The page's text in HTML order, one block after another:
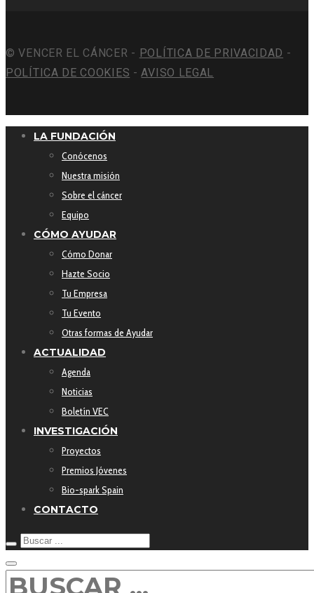
© VENCER EL CÁNCER - POLÍTICA DE PRIVACIDAD -
POLÍTICA DE COOKIES -AVISO LEGAL
LA FUNDACIÓN
Conócenos
Nuestra misión
Sobre el cáncer
Equipo
CÓMO AYUDAR
Cómo Donar
Hazte Socio
Tu Empresa
Tu Evento
Otras formas de Ayudar
ACTUALIDAD
Agenda
Noticias
Boletín VEC
INVESTIGACIÓN
Proyectos
Premios Jóvenes
Bio-spark Spain
CONTACTO